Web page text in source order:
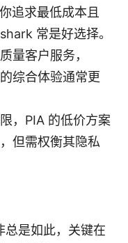
追求最低成本且
常是好选择。
量客户服务，
综合体验通常更
，PIA 的低价方案
但需权衡其隐私
总是如此，关键在